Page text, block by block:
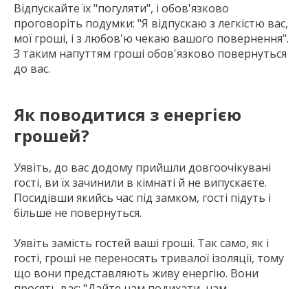
Відпускайте їх "погуляти", і обов'язково
проговоріть подумки: "Я відпускаю з легкістю вас,
мої гроші, і з любов'ю чекаю вашого повернення".
З таким напуттям гроші обов'язково повернуться
до вас.
Як поводитися з енергією
грошей?
Уявіть, до вас додому прийшли довгоочікувані
гості, ви їх зачинили в кімнаті й не випускаєте.
Посидівши якийсь час під замком, гості підуть і
більше не повернуться.
Уявіть замість гостей ваші гроші. Так само, як і
гості, гроші не переносять тривалої ізоляції, тому
що вони представляють живу енергію. Вони